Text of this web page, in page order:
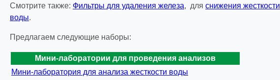
Смотрите также: Фильтры для удаления железа, для снижения жесткости
воды.
Предлагаем следующие наборы:
Мини-лаборатории для проведения анализов
Мини-лаборатория для анализа жесткости воды